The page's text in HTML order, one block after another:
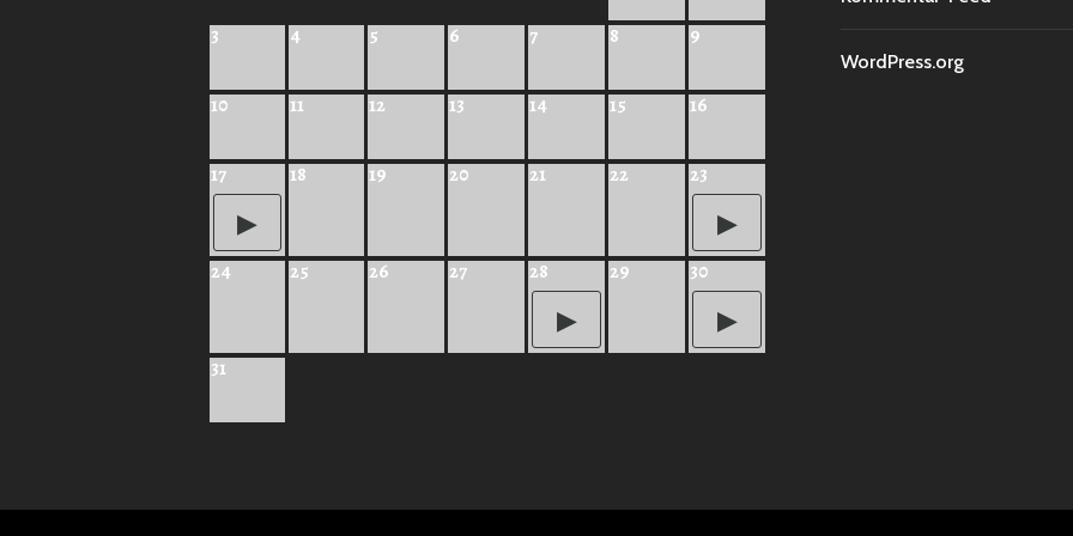
3 4 5 6 7 8 9
10 11 12 13 14 15 16
17 18 19 20 21 22 23
24 25 26 27 28 29 30
31
WordPress.org